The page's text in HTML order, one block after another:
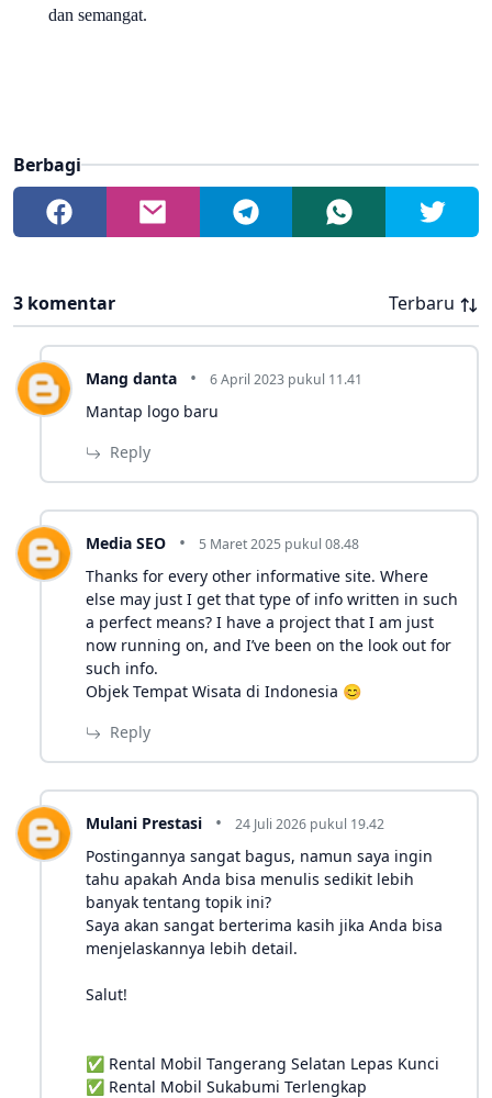
dan semangat.
Berbagi
3 komentar Terbaru
Mang danta 6 April 2023 pukul 11.41
Mantap logo baru
Reply
Media SEO 5 Maret 2025 pukul 08.48
Thanks for every other informative site. Where
else may just I get that type of info written in such
a perfect means? I have a project that I am just
now running on, and I’ve been on the look out for
such info.
Objek Tempat Wisata di Indonesia 😊
Reply
Mulani Prestasi 24 Juli 2026 pukul 19.42
Postingannya sangat bagus, namun saya ingin
tahu apakah Anda bisa menulis sedikit lebih
banyak tentang topik ini?
Saya akan sangat berterima kasih jika Anda bisa
menjelaskannya lebih detail.
Salut!
✅ Rental Mobil Tangerang Selatan Lepas Kunci
✅ Rental Mobil Sukabumi Terlengkap